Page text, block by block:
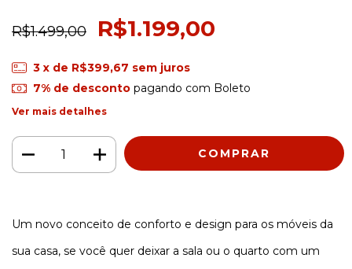
R$1.499,00 R$1.199,00
3 x de R$399,67 sem juros
7% de descontopagando com Boleto
Ver mais detalhes
Um novo conceito de conforto e design para os móveis da
sua casa, se você quer deixar a sala ou o quarto com um